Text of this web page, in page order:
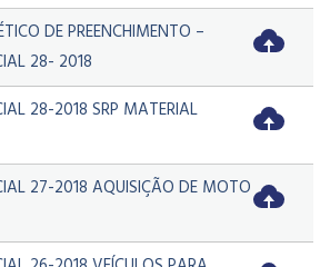
DE PREENCHIMENTO –
28- 2018
28-2018 SRP MATERIAL
27-2018 AQUISIÇÃO DE MOTO